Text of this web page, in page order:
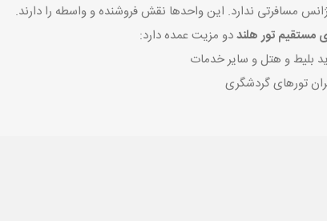
مسافرتی ندارد. این واحدها نقش فروشنده و واسطه را دارند.
مستقیم تور هلنددو مزیت عمده دارد:
بلیط و هتل و سایر خدمات
تورهای گردشگری